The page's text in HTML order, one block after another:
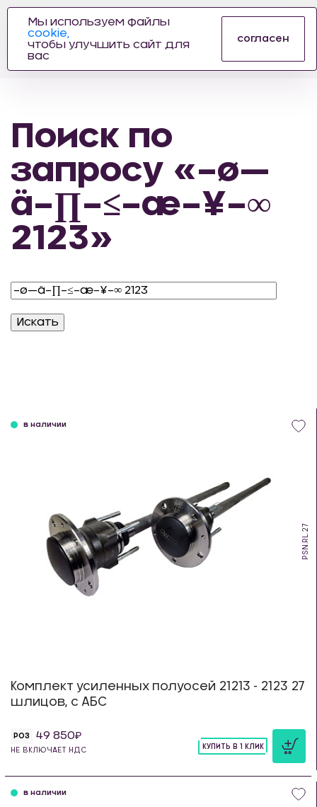
АВТОЗАПЧАСТЕЙ
Поиск по
запросу «–ø—
ä–∏–≤–æ–¥–∞
2123»
PSN.RL.27
в наличии
Комплект усиленных полуосей 21213 - 2123 27
шлицов, с АБС
РОЗ 49 850
НЕ ВКЛЮЧАЕТ НДС
КУПИТЬ В 1 КЛИК
в наличии
Мы используем файлы
cookie,
чтобы улучшить сайт для
вас
согласен